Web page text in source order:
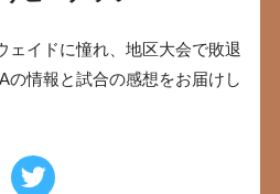
ェイドに憧れ、地区大会で敗退
の情報と試合の感想をお届けし